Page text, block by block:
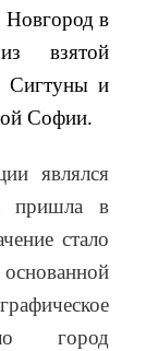
Новгород в
взятой
Сигтуны и
Софии.
являлся
пришла в
стало
город